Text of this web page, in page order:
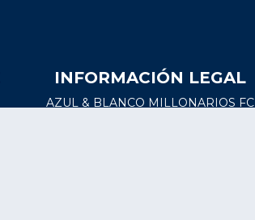
INFORMACIÓN LEGAL
AZUL & BLANCO MILLONARIOS FC